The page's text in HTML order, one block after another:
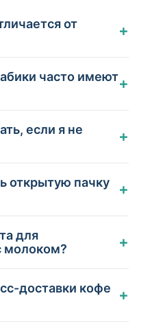
от
+
часто имеют+
если я не
+
открытую пачку
+
для
молоком?
+
доставки кофе
+